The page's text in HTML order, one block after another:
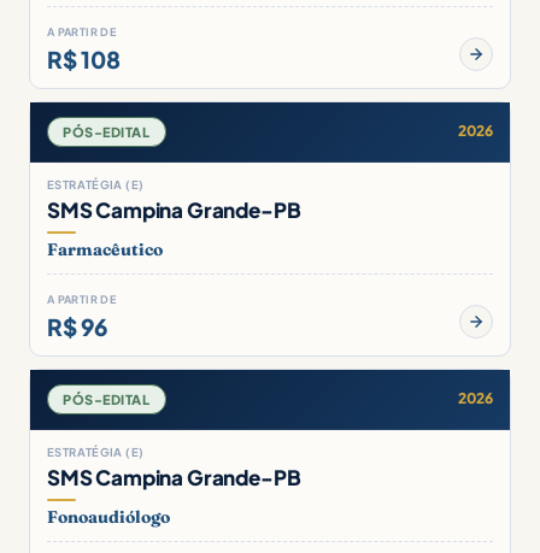
A PARTIR DE
R$ 108
PÓS-EDITAL 2026
ESTRATÉGIA (E)
SMS Campina Grande-PB
Farmacêutico
A PARTIR DE
R$ 96
PÓS-EDITAL 2026
ESTRATÉGIA (E)
SMS Campina Grande-PB
Fonoaudiólogo